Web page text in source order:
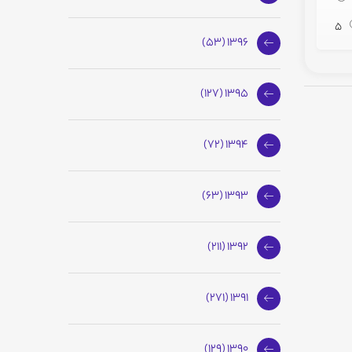
5
1396 (53)
1395 (127)
1394 (72)
1393 (63)
1392 (211)
1391 (271)